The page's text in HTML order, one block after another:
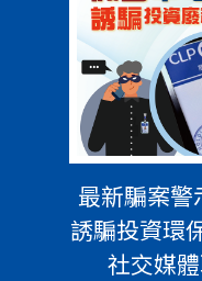
最新騙案警
誘騙投資環
社交媒